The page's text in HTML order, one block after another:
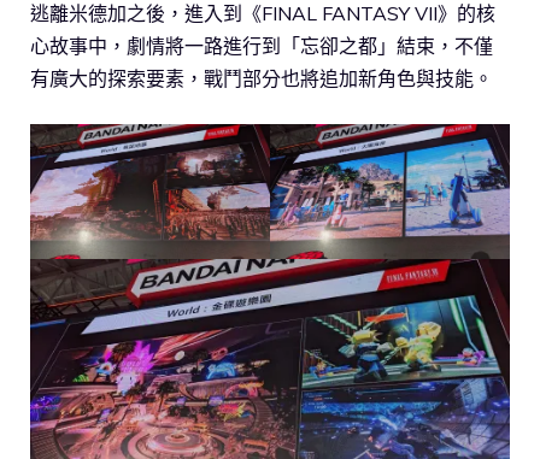
逃離米德加之後，進入到《FINAL FANTASY VII》的核
心故事中，劇情將一路進行到「忘卻之都」結束，不僅
有廣大的探索要素，戰鬥部分也將追加新角色與技能。